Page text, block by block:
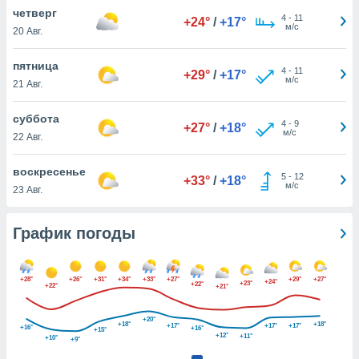
вы
установки
веб-
или
и
четверг
20 Авг.
+24° / +17° 4- 11
м/с
пятница
21 Авг.
+29° / +17° 4- 11
м/с
суббота
22 Авг.
+27° / +18° 4- 9
м/с
воскресенье
23 Авг.
+33° / +18° 5- 12
м/с
График погоды
+28°
+22°
+26° +31° +34° +33° +27°
+22° +21° +23° +24° +29° +27°
+16°
+10°
+9°
+15°
+18°
+20°
+17°
+16°
+12°
+11°
+17° +17° +18°